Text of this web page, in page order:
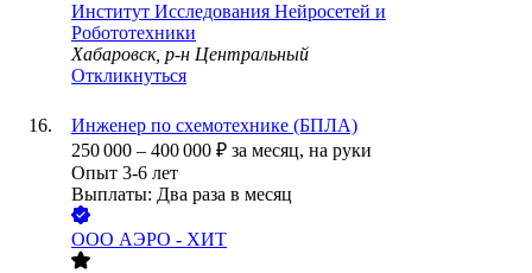
Институт Исследования Нейросетей и
Робототехники
Хабаровск, р-н Центральный
Откликнуться
Инженер по схемотехнике (БПЛА)
250 000 – 400 000 ₽ за месяц, на руки
Опыт 3-6 лет
Выплаты: Два раза в месяц
ООО АЭРО - ХИТ